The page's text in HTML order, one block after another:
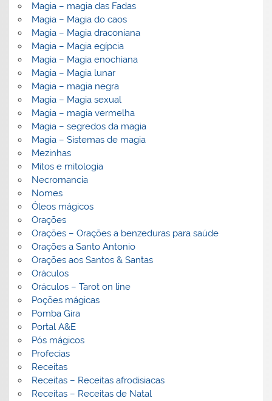
Magia – magia das Fadas
Magia – Magia do caos
Magia – Magia draconiana
Magia – Magia egípcia
Magia – Magia enochiana
Magia – Magia lunar
Magia – magia negra
Magia – Magia sexual
Magia – magia vermelha
Magia – segredos da magia
Magia – Sistemas de magia
Mezinhas
Mitos e mitologia
Necromancia
Nomes
Óleos mágicos
Orações
Orações – Orações a benzeduras para saúde
Orações a Santo Antonio
Orações aos Santos & Santas
Oráculos
Oráculos – Tarot on line
Poções mágicas
Pomba Gira
Portal A&E
Pós mágicos
Profecias
Receitas
Receitas – Receitas afrodisiacas
Receitas – Receitas de Natal